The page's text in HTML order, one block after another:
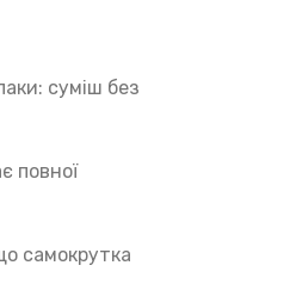
суміш без
повної
самокрутка